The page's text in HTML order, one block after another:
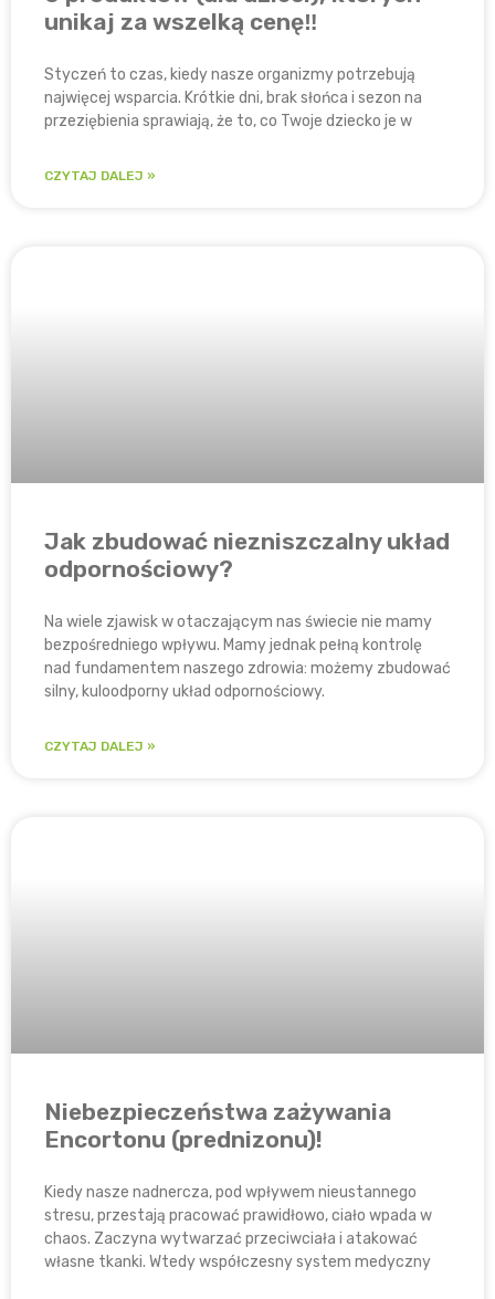
unikaj za wszelką cenę‼
Styczeń to czas, kiedy nasze organizmy potrzebują
najwięcej wsparcia. Krótkie dni, brak słońca i sezon na
przeziębienia sprawiają, że to, co Twoje dziecko je w
CZYTAJ DALEJ »
Jak zbudować niezniszczalny układ
odpornościowy?
Na wiele zjawisk w otaczającym nas świecie nie mamy
bezpośredniego wpływu. Mamy jednak pełną kontrolę
nad fundamentem naszego zdrowia: możemy zbudować
silny, kuloodporny układ odpornościowy.
CZYTAJ DALEJ »
Niebezpieczeństwa zażywania
Encortonu (prednizonu)!
Kiedy nasze nadnercza, pod wpływem nieustannego
stresu, przestają pracować prawidłowo, ciało wpada w
chaos. Zaczyna wytwarzać przeciwciała i atakować
własne tkanki. Wtedy współczesny system medyczny